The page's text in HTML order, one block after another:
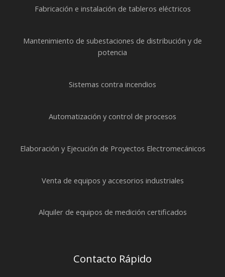
Fabricación e instalación de tableros eléctricos
Mantenimiento de subestaciones de distribución y de
potencia
Sistemas contra incendios
Automatización y control de procesos
Elaboración y Ejecución de Proyectos Electromecánicos
Venta de equipos y accesorios industriales
Alquiler de equipos de medición certificados
Contacto Rápido